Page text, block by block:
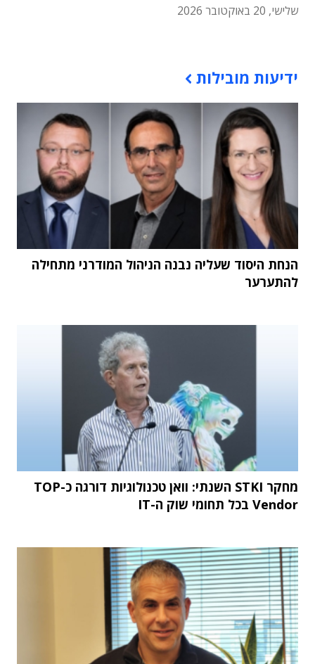
שלישי, 20 באוקטובר 2026
ידיעות מובילות
הנחת היסוד שעליה נבנה הניהול המודרני מתחילה
להתערער
מחקר STKI השנתי: וואן טכנולוגיות דורגה כ-TOP
Vendor בכל תחומי שוק ה-IT